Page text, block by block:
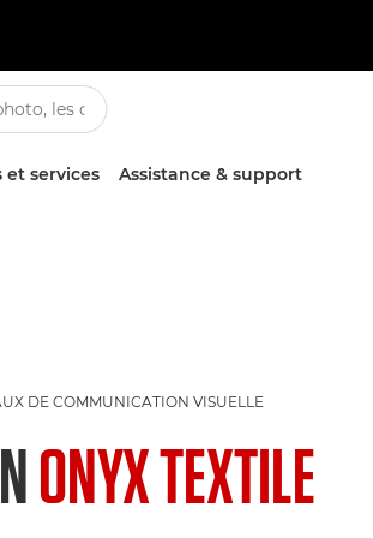
et services Assistance & support
DE COMMUNICATION VISUELLE
ONYX TEXTILE